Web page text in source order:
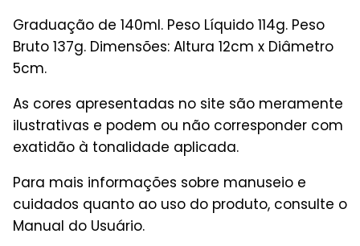
Graduação de 140ml. Peso Líquido 114g. Peso
Bruto 137g. Dimensões: Altura 12cm x Diâmetro
5cm.
As cores apresentadas no site são meramente
ilustrativas e podem ou não corresponder com
exatidão à tonalidade aplicada.
Para mais informações sobre manuseio e
cuidados quanto ao uso do produto, consulte o
Manual do Usuário.